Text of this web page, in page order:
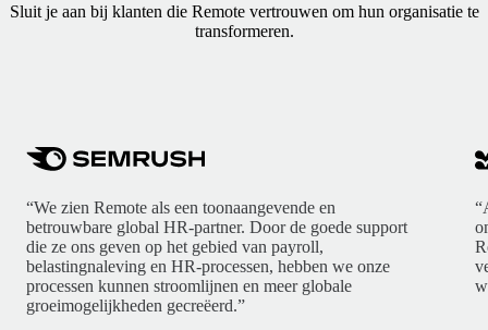
Sluit je aan bij klanten die Remote vertrouwen om hun organisatie te
transformeren.
“We zien Remote als een toonaangevende en
betrouwbare global HR-partner. Door de goede support
die ze ons geven op het gebied van payroll,
belastingnaleving en HR-processen, hebben we onze
processen kunnen stroomlijnen en meer globale
groeimogelijkheden gecreëerd.”